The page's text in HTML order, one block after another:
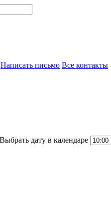
Написать письмо Все контакты